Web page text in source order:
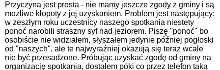
Przyczyna jest prosta - nie mamy jeszcze zgody z gminy i są
możliwe kłopoty z jej uzyskaniem. Problem jest następujący:
w zeszłym roku uczestnicy naszego spotkania niestety
ponoć narobili straszny syf nad jeziorem. Piszę "ponoć" bo
osobiście nie widziałem, słyszałem jedynie później pogłoski
od "naszych", ale te najwyraźniej okazują się teraz wcale
nie być przesadzone. Próbując uzyskać zgodę od gminy na
organizację spotkania, dostałem póki co przez telefon taką